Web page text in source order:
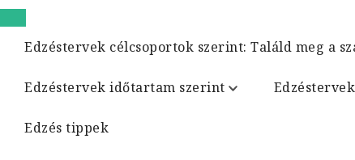
Edzéstervek célcsoportok szerint: Találd meg a
Edzéstervek időtartam szerint
Edzés tippek